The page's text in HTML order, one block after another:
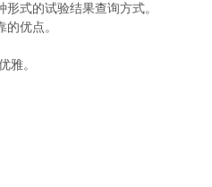
式的试验结果查询方式。
优点。
雅。